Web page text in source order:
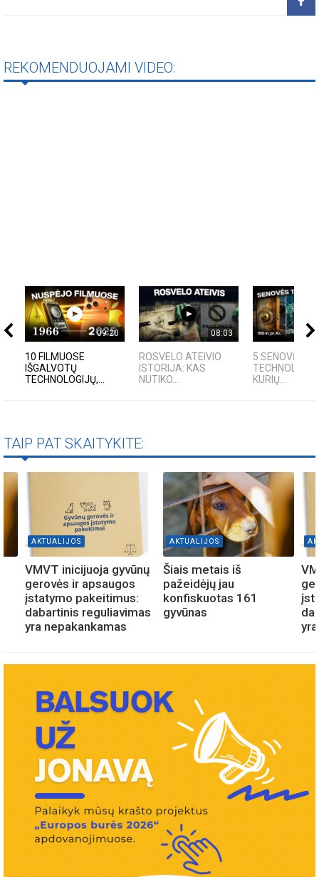
REKOMENDUOJAMI VIDEO:
09:20
10 FILMUOSE
IŠGALVOTŲ
TECHNOLOGIJŲ,...
08:03
ROSVELO ATEIVIO
ISTORIJA: KAS
NUTIKO...
5 SENOVĖS
KURIŲ...
TAIP PAT SKAITYKITE:
AKTUALIJOS
VMVT inicijuoja gyvūnų
gerovės ir apsaugos
įstatymo pakeitimus:
dabartinis reguliavimas
yra nepakankamas
AKTUALIJOS
Šiais metais iš
pažeidėjų jau
konfiskuotas 161
gyvūnas